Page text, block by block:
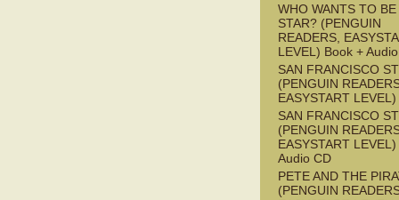
WHO WANTS TO BE
STAR? (PENGUIN
READERS,
LEVEL) Book +
SAN FRANCISCO
(PENGUIN
EASYSTART
SAN FRANCISCO
(PENGUIN
EASYSTART
Audio CD
PETE AND THE
(PENGUIN